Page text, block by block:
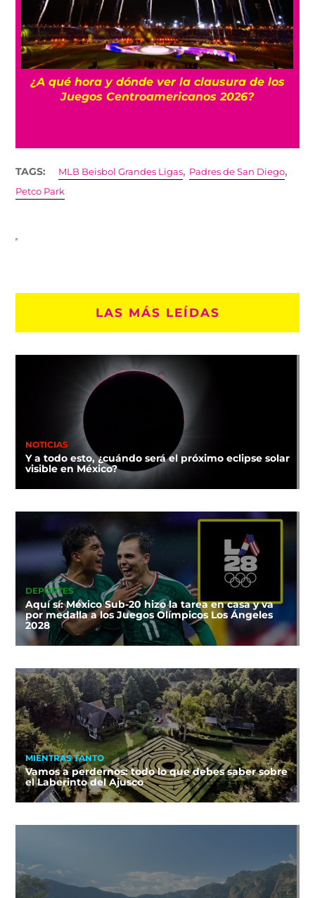
¿A qué hora y dónde ver la clausura de los
Juegos Centroamericanos 2026?
TAGS: MLB Beisbol Grandes Ligas, Padres de San Diego,
Petco Park
LAS MÁS LEÍDAS
NOTICIAS
Y a todo esto, ¿cuándo será el próximo eclipse solar
visible en México?
DEPORTES
Aquí sí: México Sub-20 hizo la tarea en casa y va
por medalla a los Juegos Olímpicos Los Ángeles
2028
MIENTRAS TANTO
Vamos a perdernos: todo lo que debes saber sobre
el Laberinto del Ajusco